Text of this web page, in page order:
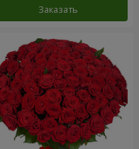
Заказать